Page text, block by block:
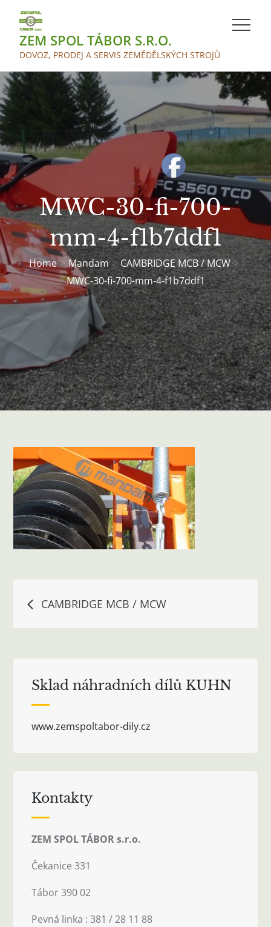
contentZEM SPOL TÁBOR S.R.O.
DOVOZ, PRODEJ A SERVIS ZEMĚDĚLSKÝCH STROJŮ
MWC-30-fi-700-
mm-4-f1b7ddf1
Home Mandam
CAMBRIDGE MCB / MCW
MWC-30-fi-700-mm-4-f1b7ddf1
Navigace
CAMBRIDGE MCB / MCW
Sklad náhradních dílů KUHN
www.zemspoltabor-dily.cz
Kontakty
ZEM SPOL TÁBOR s.r.o.
Čekanice 331
Tábor 390 02
Pevná linka : 381 / 28 11 88